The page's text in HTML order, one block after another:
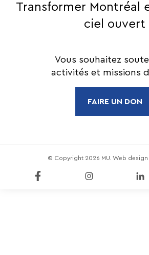
Transformer Montréal
ciel ouvert
Vous souhaitez
activités et missions
FAIRE UN DON
© Copyright 2026 MU. Web design